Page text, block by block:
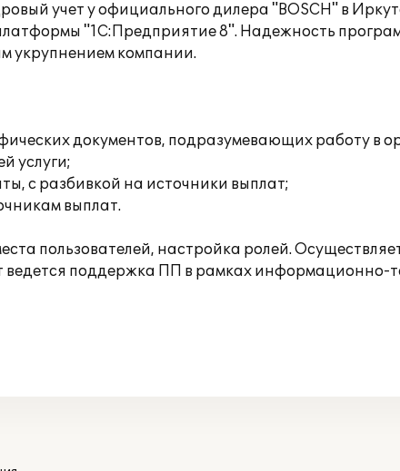
учет у официального дилера "BOSCH" в
"1С:Предприятие 8". Надежность
укрупнением компании.
документов, подразумевающих работу в
услуги;
с разбивкой на источники выплат;
выплат.
пользователей, настройка ролей.
поддержка ПП в рамках информационно-